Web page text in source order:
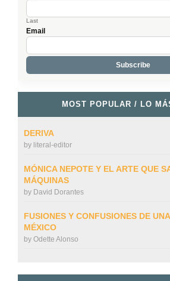
Last
Email
MOST POPULAR / LO
DERIVA
by literal-editor
MÓNICA NEPOTE Y EL ARTE QUE
MÁQUINAS
by David Dorantes
FUSIONES Y CONFUSIONES DE
MÉXICO
by Odette Alonso